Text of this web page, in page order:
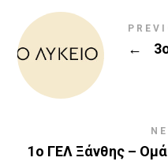
←
1ο ΓΕΛ Ξάνθης –